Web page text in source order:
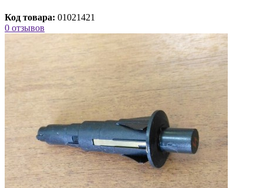
Код товара: 01021421
0 отзывов